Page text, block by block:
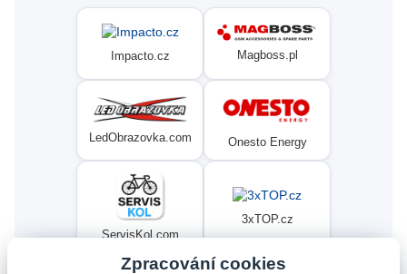
Impacto.cz Magboss.pl
LedObrazovka.com Onesto Energy
ServisKol.com
3xTOP.cz
Zpracování cookies